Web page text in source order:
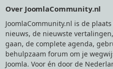
Over JoomlaCommunity.nl
JoomlaCommunity.nl is de
nieuws, de nieuwste
gaan, de complete agenda,
behulpzaam forum om je
Joomla. Voor én door de